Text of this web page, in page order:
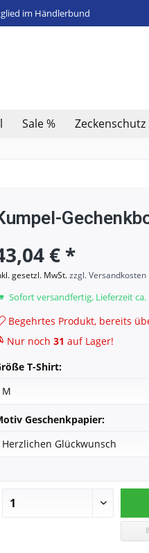
im Händlerbund
Sale % Zeckenschutz
€ *
gesetzl. MwSt.zzgl. Versandkosten
Sofort versandfertig, Lieferzeit ca.
Begehrtes Produkt, bereits
Nur noch 31 auf Lager!
T-Shirt:
Geschenkpapier: